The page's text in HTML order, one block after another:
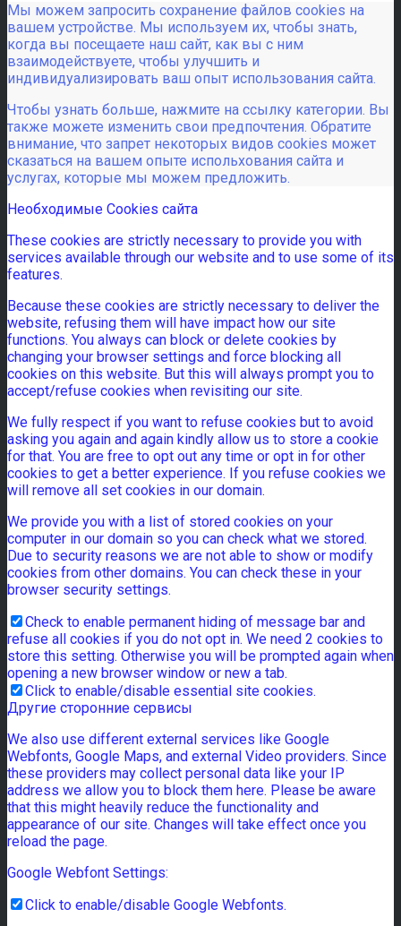
Мы можем запросить сохранение файлов cookies на
вашем устройстве. Мы используем их, чтобы знать,
когда вы посещаете наш сайт, как вы с ним
взаимодействуете, чтобы улучшить и
индивидуализировать ваш опыт использования сайта.
Чтобы узнать больше, нажмите на ссылку категории. Вы
также можете изменить свои предпочтения. Обратите
внимание, что запрет некоторых видов cookies может
сказаться на вашем опыте испольхования сайта и
услугах, которые мы можем предложить.
Необходимые Cookies сайта
These cookies are strictly necessary to provide you with
services available through our website and to use some of its
features.
Because these cookies are strictly necessary to deliver the
website, refusing them will have impact how our site
functions. You always can block or delete cookies by
changing your browser settings and force blocking all
cookies on this website. But this will always prompt you to
accept/refuse cookies when revisiting our site.
We fully respect if you want to refuse cookies but to avoid
asking you again and again kindly allow us to store a cookie
for that. You are free to opt out any time or opt in for other
cookies to get a better experience. If you refuse cookies we
will remove all set cookies in our domain.
We provide you with a list of stored cookies on your
computer in our domain so you can check what we stored.
Due to security reasons we are not able to show or modify
cookies from other domains. You can check these in your
browser security settings.
Check to enable permanent hiding of message bar and
refuse all cookies if you do not opt in. We need 2 cookies to
store this setting. Otherwise you will be prompted again when
opening a new browser window or new a tab.
Click to enable/disable essential site cookies.
Другие сторонние сервисы
We also use different external services like Google
Webfonts, Google Maps, and external Video providers. Since
these providers may collect personal data like your IP
address we allow you to block them here. Please be aware
that this might heavily reduce the functionality and
appearance of our site. Changes will take effect once you
reload the page.
Google Webfont Settings:
Click to enable/disable Google Webfonts.